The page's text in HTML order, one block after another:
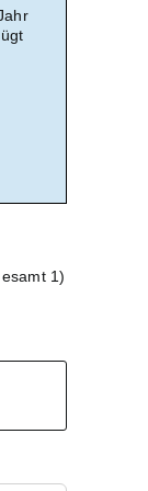
1)